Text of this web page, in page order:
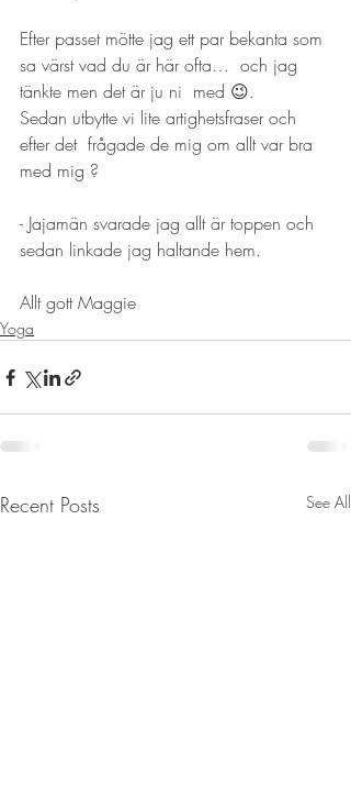
Efter passet mötte jag ett par bekanta som
sa värst vad du är här ofta…  och jag
tänkte men det är ju ni  med 😉.
Sedan utbytte vi lite artighetsfraser och
efter det  frågade de mig om allt var bra
med mig ?
- Jajamän svarade jag allt är toppen och
sedan linkade jag haltande hem.
Allt gott Maggie
Yoga
Recent Posts See All